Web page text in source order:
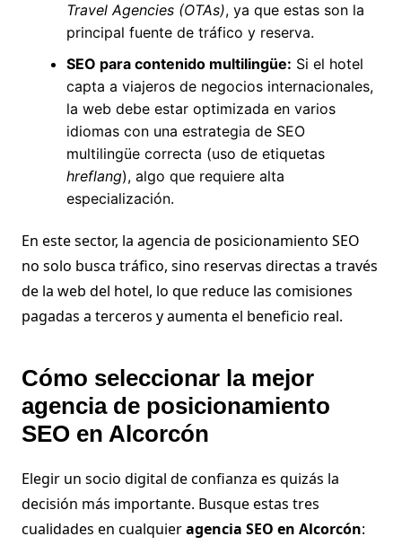
Travel Agencies (OTAs), ya que estas son la
principal fuente de tráfico y reserva.
SEO para contenido multilingüe: Si el hotel
capta a viajeros de negocios internacionales,
la web debe estar optimizada en varios
idiomas con una estrategia de SEO
multilingüe correcta (uso de etiquetas
hreflang), algo que requiere alta
especialización.
En este sector, la agencia de posicionamiento SEO
no solo busca tráfico, sino reservas directas a través
de la web del hotel, lo que reduce las comisiones
pagadas a terceros y aumenta el beneficio real.
Cómo seleccionar la mejor
agencia de posicionamiento
SEO en Alcorcón
Elegir un socio digital de confianza es quizás la
decisión más importante. Busque estas tres
cualidades en cualquieragencia SEO en Alcorcón: